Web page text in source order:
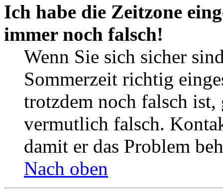
Ich habe die Zeitzone
immer noch falsch!
Wenn Sie sich sicher
Sommerzeit richtig
trotzdem noch falsch ist,
vermutlich falsch.
damit er das Problem
Nach oben